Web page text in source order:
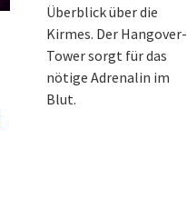
Überblick über die
Kirmes. Der Hangover-
Tower sorgt für das
nötige Adrenalin im
Blut.